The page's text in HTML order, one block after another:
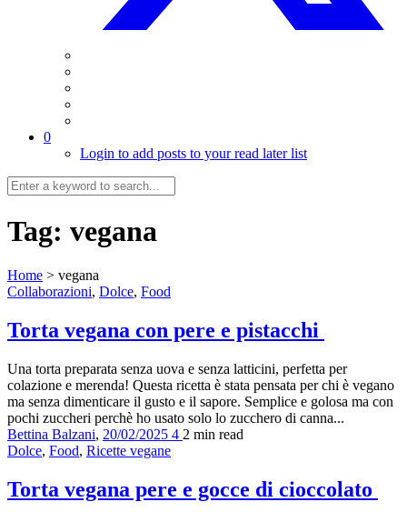
0
Login to add posts to your read later list
Tag: vegana
Home > vegana
Collaborazioni, Dolce, Food
Torta vegana con pere e pistacchi
Una torta preparata senza uova e senza latticini, perfetta per
colazione e merenda! Questa ricetta è stata pensata per chi è vegano
ma senza dimenticare il gusto e il sapore. Semplice e golosa ma con
pochi zuccheri perchè ho usato solo lo zucchero di canna...
Bettina Balzani, 20/02/2025 4 2 min read
Dolce, Food, Ricette vegane
Torta vegana pere e gocce di cioccolato